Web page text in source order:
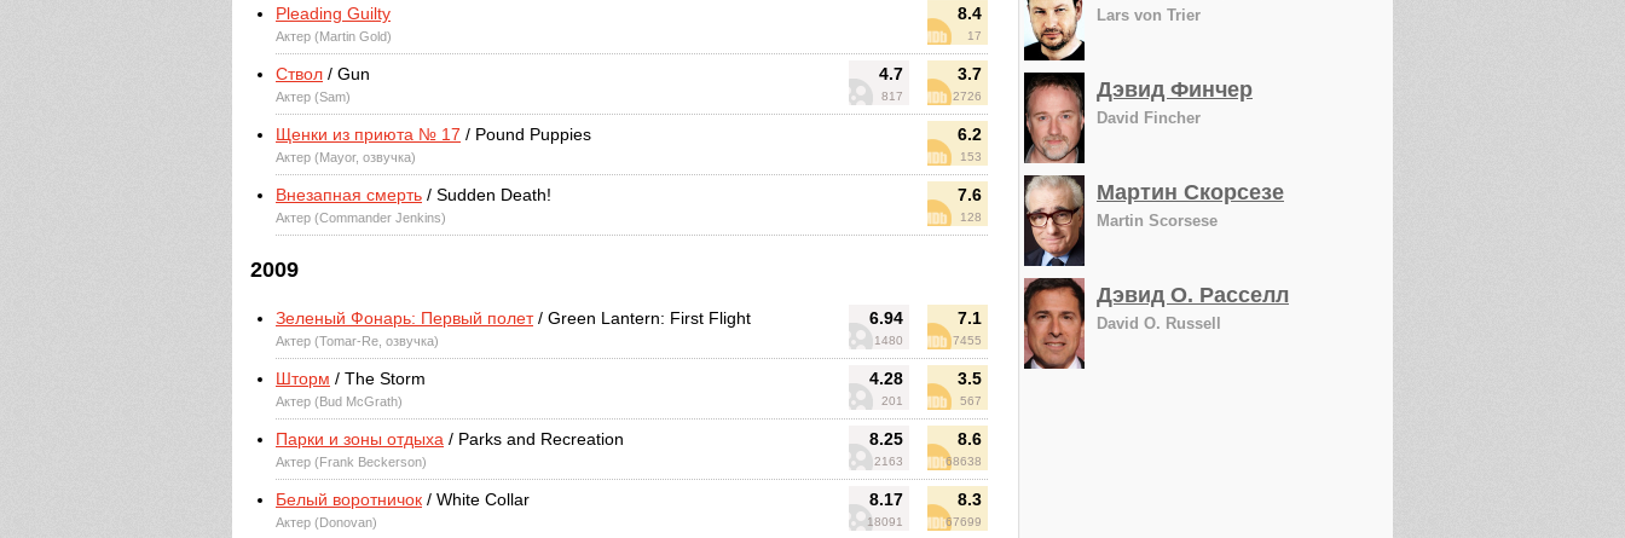
8.4
17
Pleading Guilty
Актер (Martin Gold)
4.7
817
3.7
2726
Ствол / Gun
Актер (Sam)
6.2
153
Щенки из приюта № 17 / Pound Puppies
Актер (Mayor, озвучка)
7.6
128
Внезапная смерть / Sudden Death!
Актер (Commander Jenkins)
2009
6.94
1480
7.1
7455
Зеленый Фонарь: Первый полет/ Green Lantern: First Flight
Актер (Tomar-Re, озвучка)
4.28
201
3.5
567
Шторм / The Storm
Актер (Bud McGrath)
8.25
2163
8.6
68638
Парки и зоны отдыха / Parks and Recreation
Актер (Frank Beckerson)
8.17
18091
8.3
67699
Белый воротничок / White Collar
Актер (Donovan)
Lars von Trier
Дэвид Финчер
David Fincher
Мартин Скорсезе
Martin Scorsese
Дэвид О. Расселл
David O. Russell